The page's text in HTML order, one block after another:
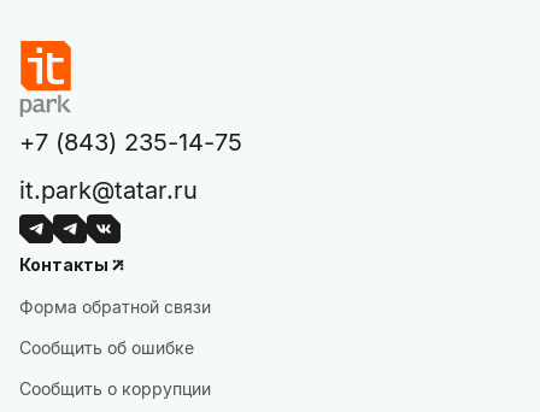
+7 (843) 235-14-75
it.park@tatar.ru
Контакты
Форма обратной связи
Сообщить об ошибке
Сообщить о коррупции